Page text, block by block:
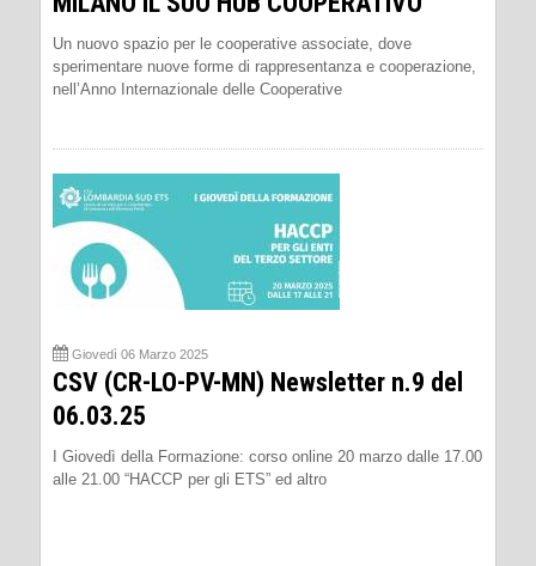
Un nuovo spazio per le cooperative associate, dove
sperimentare nuove forme di rappresentanza e cooperazione,
nell’Anno Internazionale delle Cooperative
Giovedì 06 Marzo 2025
CSV (CR-LO-PV-MN) Newsletter n.9 del
06.03.25
I Giovedì della Formazione: corso online 20 marzo dalle 17.00
alle 21.00 “HACCP per gli ETS” ed altro